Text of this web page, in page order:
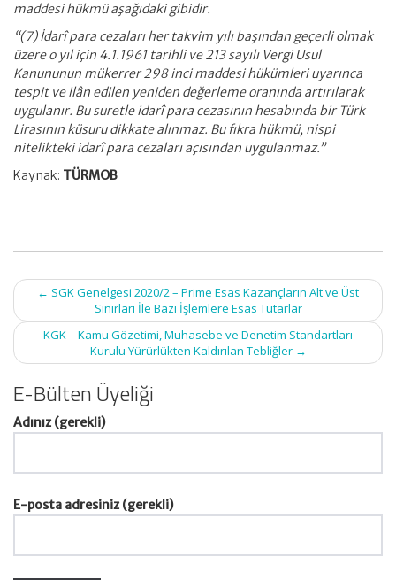
maddesi hükmü aşağıdaki gibidir.
“(7) İdarî para cezaları her takvim yılı başından geçerli olmak
üzere o yıl için 4.1.1961 tarihli ve 213 sayılı Vergi Usul
Kanununun mükerrer 298 inci maddesi hükümleri uyarınca
tespit ve ilân edilen yeniden değerleme oranında artırılarak
uygulanır. Bu suretle idarî para cezasının hesabında bir Türk
Lirasının küsuru dikkate alınmaz. Bu fıkra hükmü, nispi
nitelikteki idarî para cezaları açısından uygulanmaz.”
Kaynak: TÜRMOB
Post
navigation
← SGK Genelgesi 2020/2 – Prime Esas Kazançların Alt ve Üst
Sınırları İle Bazı İşlemlere Esas Tutarlar
KGK – Kamu Gözetimi, Muhasebe ve Denetim Standartları
Kurulu Yürürlükten Kaldırılan Tebliğler →
E-Bülten Üyeliği
Adınız (gerekli)
E-posta adresiniz (gerekli)